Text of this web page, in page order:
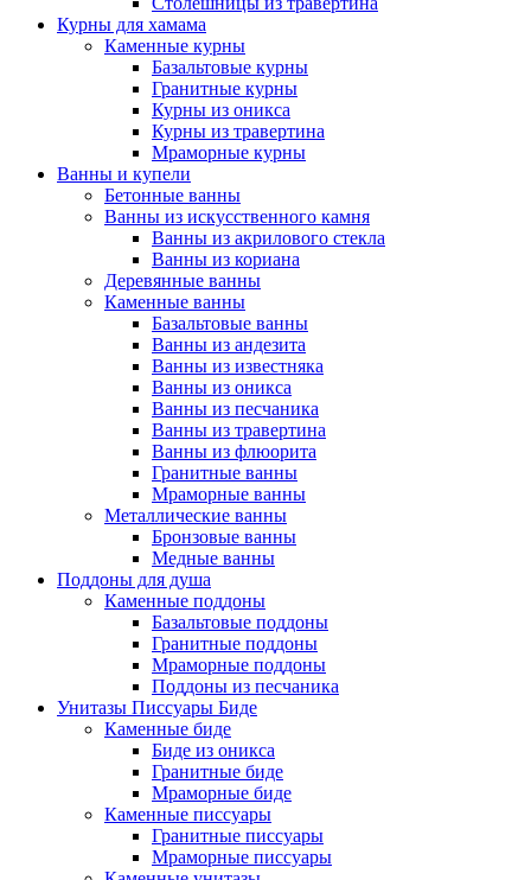
Курны для хамама
Каменные курны
Базальтовые курны
Гранитные курны
Курны из оникса
Курны из травертина
Мраморные курны
Ванны и купели
Бетонные ванны
Ванны из искусственного камня
Ванны из акрилового стекла
Ванны из кориана
Деревянные ванны
Каменные ванны
Базальтовые ванны
Ванны из андезита
Ванны из известняка
Ванны из оникса
Ванны из песчаника
Ванны из травертина
Ванны из флюорита
Гранитные ванны
Мраморные ванны
Металлические ванны
Бронзовые ванны
Медные ванны
Поддоны для душа
Каменные поддоны
Базальтовые поддоны
Гранитные поддоны
Мраморные поддоны
Поддоны из песчаника
Унитазы Писсуары Биде
Каменные биде
Биде из оникса
Гранитные биде
Мраморные биде
Каменные писсуары
Гранитные писсуары
Мраморные писсуары